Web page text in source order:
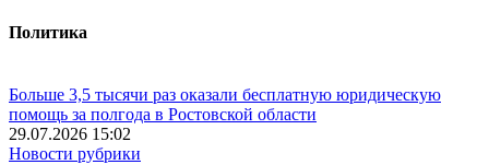
Политика
Больше 3,5 тысячи раз оказали бесплатную юридическую
помощь за полгода в Ростовской области
29.07.2026 15:02
Новости рубрики